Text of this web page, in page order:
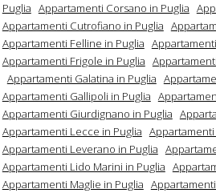
Puglia Appartamenti Corsano in Puglia
Appartamenti Cutrofiano in Puglia
Appartamenti Felline in Puglia
Appartamenti Frigole in Puglia
Appartamenti Galatina in Puglia
Appartamenti Gallipoli in Puglia
Appartamenti Giurdignano in Puglia
Appartamenti Lecce in Puglia
Appartamenti Leverano in Puglia
Appartamenti Lido Marini in Puglia
Appartamenti Maglie in Puglia